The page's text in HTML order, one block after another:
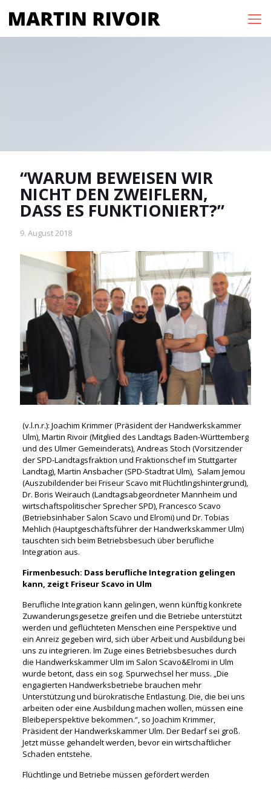
“WARUM BEWEISEN WIR
NICHT DEN ZWEIFLERN,
DASS ES FUNKTIONIERT?”
9. August 2018
(v.l.n.r.): Joachim Krimmer (Präsident der Handwerkskammer
Ulm), Martin Rivoir (Mitglied des Landtags Baden-Württemberg
und des Ulmer Gemeinderats), Andreas Stoch (Vorsitzender
der SPD-Landtagsfraktion und Fraktionschef im Stuttgarter
Landtag), Martin Ansbacher (SPD-Stadtrat Ulm), Salam Jemou
(Auszubildender bei Friseur Scavo mit Flüchtlingshintergrund),
Dr. Boris Weirauch (Landtagsabgeordneter Mannheim und
wirtschaftspolitischer Sprecher SPD), Francesco Scavo
(Betriebsinhaber Salon Scavo und Elromi) und Dr. Tobias
Mehlich (Hauptgeschäftsführer der Handwerkskammer Ulm)
tauschten sich beim Betriebsbesuch über berufliche
Integration aus.
Firmenbesuch: Dass berufliche Integration gelingen
kann, zeigt Friseur Scavo in Ulm
Berufliche Integration kann gelingen, wenn künftig konkrete
Zuwanderungsgesetze greifen und die Betriebe unterstützt
werden und geflüchteten Menschen eine Perspektive und
ein Anreiz gegeben wird, sich über Arbeit und Ausbildung bei
uns zu integrieren. Im Zuge eines Betriebsbesuches durch
die Handwerkskammer Ulm im Salon Scavo&Elromi in Ulm
wurde betont, dass ein sog. Spurwechsel her muss. „Die
engagierten Handwerksbetriebe brauchen mehr
Unterstützung und bürokratische Entlastung. Die, die bei uns
arbeiten oder eine Ausbildung machen wollen, müssen eine
Bleibeperspektive bekommen.“, so Joachim Krimmer,
Präsident der Handwerkskammer Ulm. Der Bedarf sei groß.
Jetzt müsse gehandelt werden, bevor ein wirtschaftlicher
Schaden entstehe.
Flüchtlinge und Betriebe müssen gefördert werden